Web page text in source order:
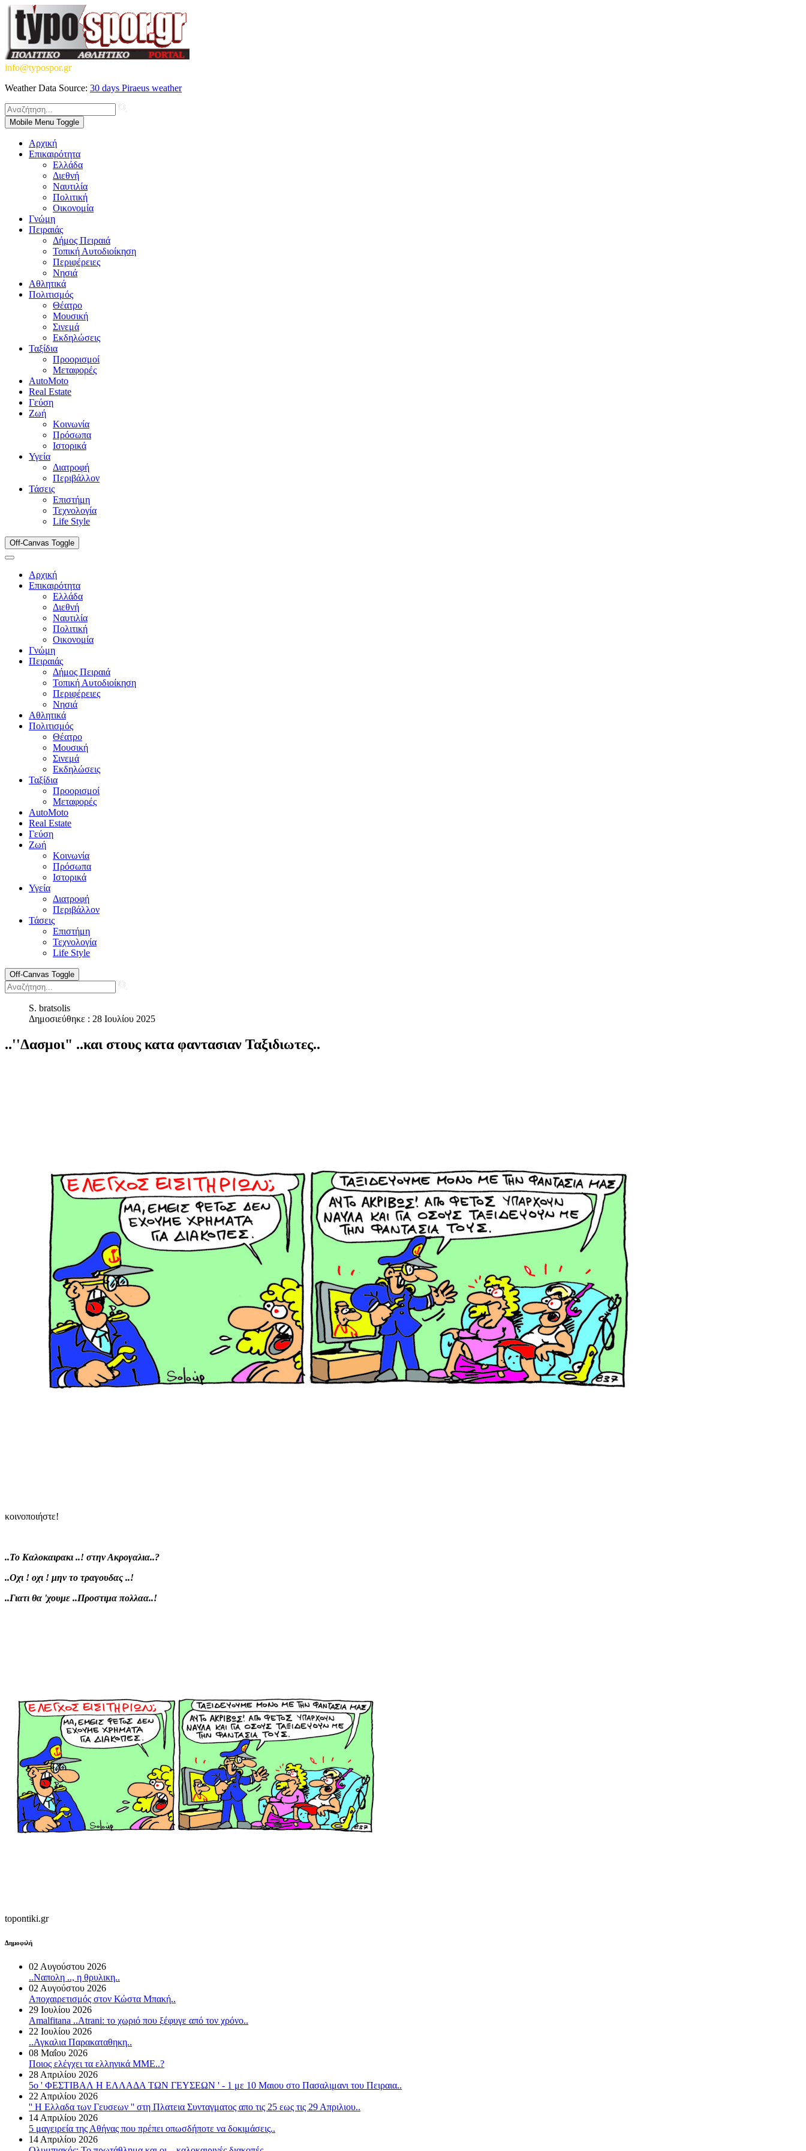
info@typospor.gr
Weather Data Source: 30 days Piraeus weather
Mobile Menu Toggle
Αρχική
Επικαιρότητα
Ελλάδα
Διεθνή
Ναυτιλία
Πολιτική
Οικονομία
Γνώμη
Πειραιάς
Δήμος Πειραιά
Τοπική Αυτοδιοίκηση
Περιφέρειες
Νησιά
Αθλητικά
Πολιτισμός
Θέατρο
Μουσική
Σινεμά
Εκδηλώσεις
Ταξίδια
Προορισμοί
Μεταφορές
AutoMoto
Real Estate
Γεύση
Ζωή
Κοινωνία
Πρόσωπα
Ιστορικά
Υγεία
Διατροφή
Περιβάλλον
Τάσεις
Επιστήμη
Τεχνολογία
Life Style
Off-Canvas Toggle
Αρχική
Επικαιρότητα
Ελλάδα
Διεθνή
Ναυτιλία
Πολιτική
Οικονομία
Γνώμη
Πειραιάς
Δήμος Πειραιά
Τοπική Αυτοδιοίκηση
Περιφέρειες
Νησιά
Αθλητικά
Πολιτισμός
Θέατρο
Μουσική
Σινεμά
Εκδηλώσεις
Ταξίδια
Προορισμοί
Μεταφορές
AutoMoto
Real Estate
Γεύση
Ζωή
Κοινωνία
Πρόσωπα
Ιστορικά
Υγεία
Διατροφή
Περιβάλλον
Τάσεις
Επιστήμη
Τεχνολογία
Life Style
Off-Canvas Toggle
S. bratsolis
Δημοσιεύθηκε : 28 Ιουλίου 2025
..''Δασμοι" ..και στους κατα φαντασιαν Ταξιδιωτες..
κοινοποιήστε!
..Το Καλοκαιρακι ..! στην Ακρογαλια..?
..Οχι ! οχι ! μην το τραγουδας ..!
..Γιατι θα 'χουμε ..Προστιμα πολλαα..!
topontiki.gr
Δημοφιλή
02 Αυγούστου 2026
..Ναπολη .., η θρυλικη..
02 Αυγούστου 2026
Αποχαιρετισμός στον Κώστα Μπακή..
29 Ιουλίου 2026
Amalfitana ..Atrani: το χωριό που ξέφυγε από τον χρόνο..
22 Ιουλίου 2026
..Αγκαλια Παρακαταθηκη..
08 Μαΐου 2026
Ποιος ελέγχει τα ελληνικά ΜΜΕ..?
28 Απριλίου 2026
5o ' ΦΕΣΤΙΒΑΛ Η ΕΛΛΑΔΑ ΤΩΝ ΓΕΥΣΕΩΝ ' - 1 με 10 Μαιου στο Πασαλιμανι του Πειραια..
22 Απριλίου 2026
'' Η Ελλαδα των Γευσεων '' στη Πλατεια Συνταγματος απο τις 25 εως τις 29 Απριλιου..
14 Απριλίου 2026
5 μαγειρεία της Αθήνας που πρέπει οπωσδήποτε να δοκιμάσεις..
14 Απριλίου 2026